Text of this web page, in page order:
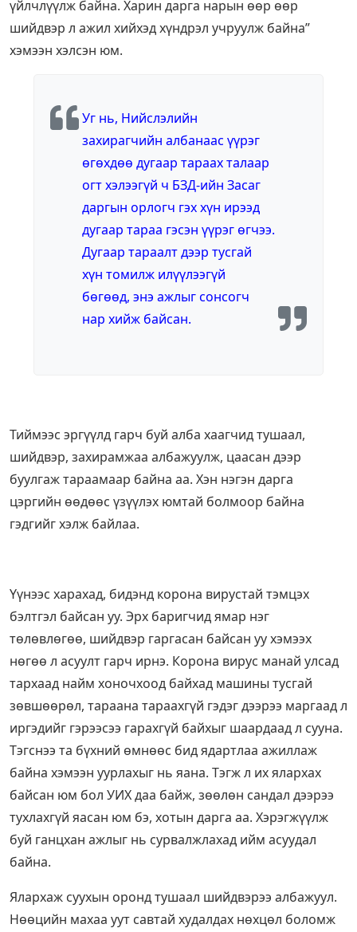
үйлчлүүлж байна. Харин дарга нарын өөр өөр
шийдвэр л ажил хийхэд хүндрэл учруулж байна”
хэмээн хэлсэн юм.
Уг нь, Нийслэлийн
захирагчийн албанаас үүрэг
өгөхдөө дугаар тараах талаар
огт хэлээгүй ч БЗД-ийн Засаг
даргын орлогч гэх хүн ирээд
дугаар тараа гэсэн үүрэг өгчээ.
Дугаар тараалт дээр тусгай
хүн томилж илүүлээгүй
бөгөөд, энэ ажлыг сонсогч
нар хийж байсан.
Тиймээс эргүүлд гарч буй алба хаагчид тушаал,
шийдвэр, захирамжаа албажуулж, цаасан дээр
буулгаж тараамаар байна аа. Хэн нэгэн дарга
цэргийн өөдөөс үзүүлэх юмтай болмоор байна
гэдгийг хэлж байлаа.
Үүнээс харахад, бидэнд корона вирустай тэмцэх
бэлтгэл байсан уу. Эрх баригчид ямар нэг
төлөвлөгөө, шийдвэр гаргасан байсан уу хэмээх
нөгөө л асуулт гарч ирнэ. Корона вирус манай улсад
тархаад найм хоночхоод байхад машины тусгай
зөвшөөрөл, тараана тараахгүй гэдэг дээрээ маргаад л
иргэдийг гэрээсээ гарахгүй байхыг шаардаад л сууна.
Тэгснээ та бүхний өмнөөс бид ядартлаа ажиллаж
байна хэмээн уурлахыг нь яана. Тэгж л их ялархах
байсан юм бол УИХ даа байж, зөөлөн сандал дээрээ
тухлахгүй яасан юм бэ, хотын дарга аа. Хэрэгжүүлж
буй ганцхан ажлыг нь сурвалжлахад ийм асуудал
байна.
Ялархаж суухын оронд тушаал шийдвэрээ албажуул.
Нөөцийн махаа уут савтай худалдах нөхцөл боломж